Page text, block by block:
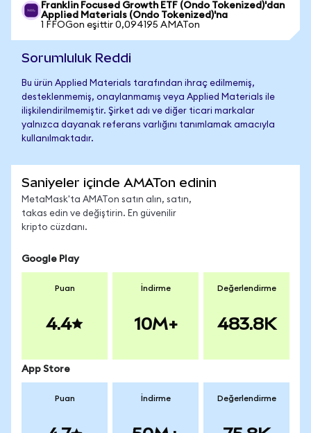
Franklin Focused Growth ETF (Ondo Tokenized)'dan
Applied Materials (Ondo Tokenized)'na
1 FFOGon eşittir 0,094195 AMATon
Sorumluluk Reddi
Bu ürün Applied Materials tarafından ihraç edilmemiş,
desteklenmemiş, onaylanmamış veya Applied Materials ile
ilişkilendirilmemiştir. Şirket adı ve diğer ticari markalar
yalnızca dayanak referans varlığını tanımlamak amacıyla
kullanılmaktadır.
Saniyeler içinde AMATon edinin
MetaMask'ta AMATon satın alın, satın,
takas edin ve değiştirin. En güvenilir
kripto cüzdanı.
Google Play
Puan
4.4
İndirme
10M+
Değerlendirme
483.8K
App Store
Puan İndirme Değerlendirme